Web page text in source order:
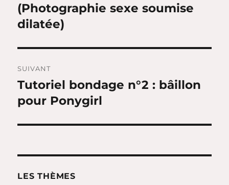
l’article
précédente :
(Photographie sexe soumise
dilatée)
SUIVANT
Publication
suivante :
Tutoriel bondage n°2 : bâillon
pour Ponygirl
LES THÈMES